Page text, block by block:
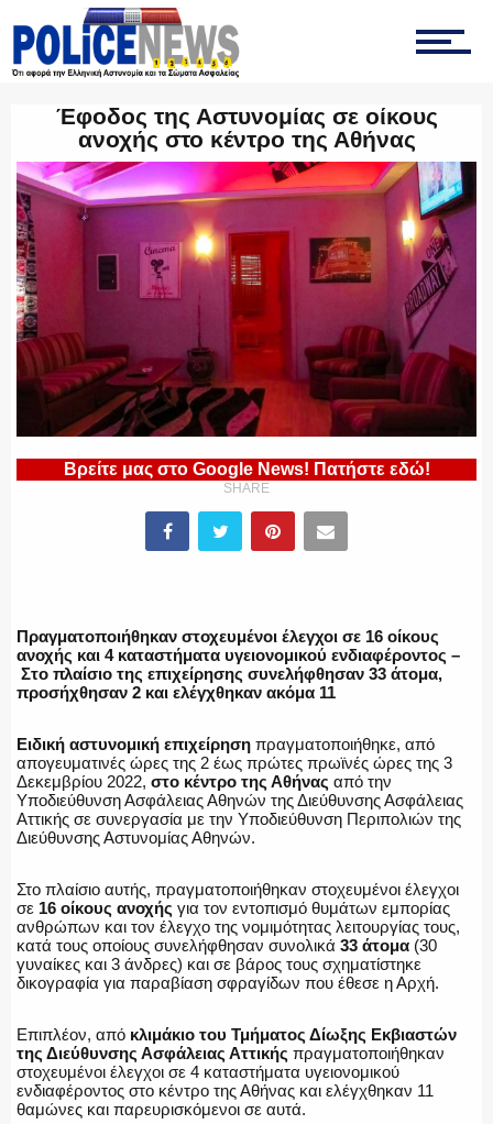
ΟΜΑΔΑ “Ζ”
ΕΚΑΜ
ΥΑΤ/ΥΜΕΤ
ΕΛΛΗΝΙΚΗ ΑΣΤΥΝΟΜΙΑ
ΠΥΡΟΣΒΕΣΤΙΚΗ
ΛΙΜΕΝΙΚΟ
ΕΚΑΒ
ΑΣΤΥΝΟΜΙΚΟ ΡΕΠΟΡΤΑΖ
Έφοδος της Αστυνομίας σε οίκους
ανοχής στο κέντρο της Αθήνας
Βρείτε μας στο Google News! Πατήστε εδώ!
SHARE
Πραγματοποιήθηκαν στοχευμένοι έλεγχοι σε 16 οίκους
ανοχής και 4 καταστήματα υγειονομικού ενδιαφέροντος –
Στο πλαίσιο της επιχείρησης συνελήφθησαν 33 άτομα,
προσήχθησαν 2 και ελέγχθηκαν ακόμα 11
Ειδική αστυνομική επιχείρηση πραγματοποιήθηκε, από
απογευματινές ώρες της 2 έως πρώτες πρωϊνές ώρες της 3
Δεκεμβρίου 2022, στο κέντρο της Αθήνας από την
Υποδιεύθυνση Ασφάλειας Αθηνών της Διεύθυνσης Ασφάλειας
Αττικής σε συνεργασία με την Υποδιεύθυνση Περιπολιών της
Διεύθυνσης Αστυνομίας Αθηνών.
Στο πλαίσιο αυτής, πραγματοποιήθηκαν στοχευμένοι έλεγχοι
σε 16 οίκους ανοχής για τον εντοπισμό θυμάτων εμπορίας
ανθρώπων και τον έλεγχο της νομιμότητας λειτουργίας τους,
κατά τους οποίους συνελήφθησαν συνολικά 33 άτομα (30
γυναίκες και 3 άνδρες) και σε βάρος τους σχηματίστηκε
δικογραφία για παραβίαση σφραγίδων που έθεσε η Αρχή.
Επιπλέον, από κλιμάκιο του Τμήματος Δίωξης Εκβιαστών
της Διεύθυνσης Ασφάλειας Αττικής πραγματοποιήθηκαν
στοχευμένοι έλεγχοι σε 4 καταστήματα υγειονομικού
ενδιαφέροντος στο κέντρο της Αθήνας και ελέγχθηκαν 11
θαμώνες και παρευρισκόμενοι σε αυτά.